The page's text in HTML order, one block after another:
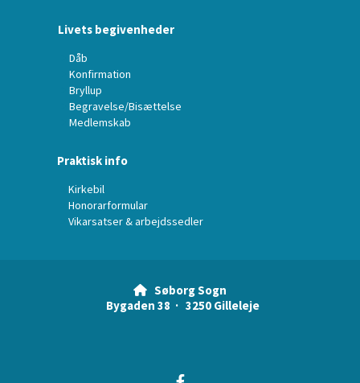
Livets begivenheder
Dåb
Konfirmation
Bryllup
Begravelse/Bisættelse
Medlemskab
Praktisk info
Kirkebil
Honorarformular
Vikarsatser & arbejdssedler
 Søborg Sogn
Bygaden 38 · 3250 Gilleleje